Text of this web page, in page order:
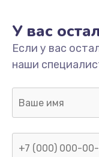
У вас
Если у вас
наши